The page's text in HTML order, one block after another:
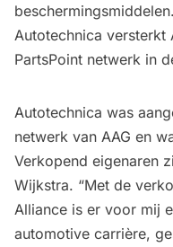
Autotechnica versterkt
PartsPoint netwerk in
Autotechnica was
netwerk van AAG en
Verkopend eigenaren
Wijkstra. “Met de
Alliance is er voor mij
automotive carrière,